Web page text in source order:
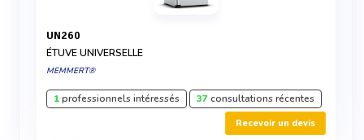
UN260
ÉTUVE UNIVERSELLE
MEMMERT®
1professionnels intéressés 37consultations récentes
Recevoir un devis